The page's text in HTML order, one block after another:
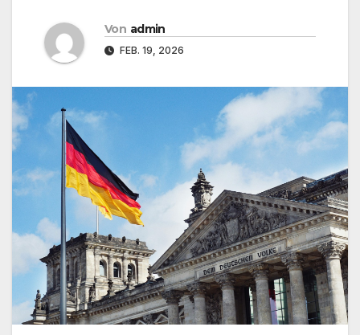
Von admin
FEB. 19, 2026